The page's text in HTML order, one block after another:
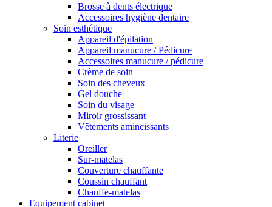
Brosse à dents électrique
Accessoires hygiène dentaire
Soin esthétique
Appareil d'épilation
Appareil manucure / Pédicure
Accessoires manucure / pédicure
Crème de soin
Soin des cheveux
Gel douche
Soin du visage
Miroir grossissant
Vêtements amincissants
Literie
Oreiller
Sur-matelas
Couverture chauffante
Coussin chauffant
Chauffe-matelas
Equipement cabinet